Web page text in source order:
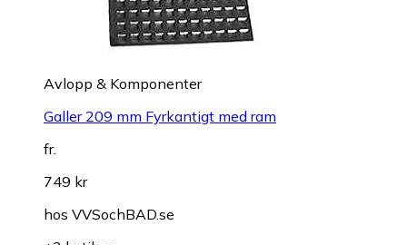
Avlopp & Komponenter
Galler 209 mm Fyrkantigt med ram
fr.
749 kr
hos VVSochBAD.se